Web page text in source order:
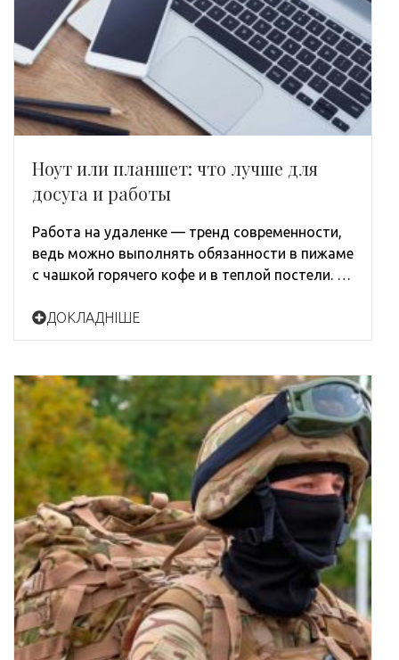
Ноут или планшет: что лучше для
досуга и работы
Работа на удаленке — тренд современности,
ведь можно выполнять обязанности в пижаме
с чашкой горячего кофе и в теплой постели. …
ДОКЛАДНІШЕ